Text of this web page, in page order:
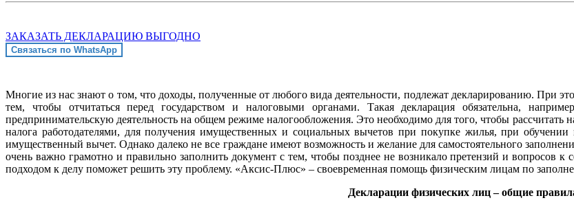
ЗАКАЗАТЬ ДЕКЛАРАЦИЮ ВЫГОДНО
Связаться по WhatsApp
Многие из нас знают о том, что доходы, полученные от любого вида деятельности, подлежат декларированию. При
тем, чтобы отчитаться перед государством и налоговыми органами. Такая декларация обязательна,
предпринимательскую деятельность на общем режиме налогообложения. Это необходимо для того, чтобы рассчитать
налога работодателями, для получения имущественных и социальных вычетов при покупке жилья, при
имущественный вычет. Однако далеко не все граждане имеют возможность и желание для самостоятельного
очень важно грамотно и правильно заполнить документ с тем, чтобы позднее не возникало претензий и
подходом к делу поможет решить эту проблему. «Аксис-Плюс» – своевременная помощь физическим лицам по
Декларации физических лиц – общие